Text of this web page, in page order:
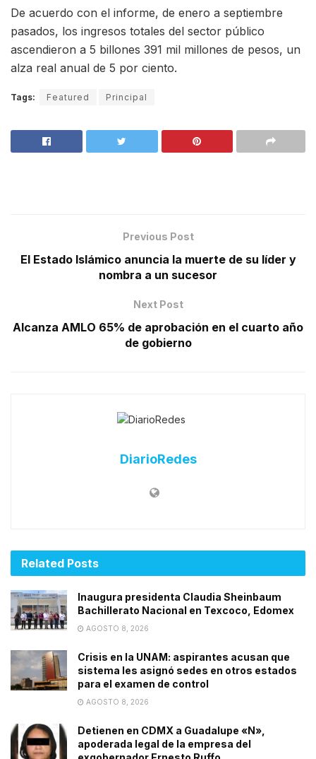
De acuerdo con el informe, de enero a septiembre
pasados, los ingresos totales del sector público
ascendieron a 5 billones 391 mil millones de pesos, un
alza real anual de 5 por ciento.
Tags: Featured Principal
Previous Post
El Estado Islámico anuncia la muerte de su líder y
nombra a un sucesor
Next Post
Alcanza AMLO 65% de aprobación en el cuarto año
de gobierno
DiarioRedes
Related Posts
Inaugura presidenta Claudia Sheinbaum
Bachillerato Nacional en Texcoco, Edomex
AGOSTO 8, 2026
Crisis en la UNAM: aspirantes acusan que
sistema les asignó sedes en otros estados
para el examen de control
AGOSTO 8, 2026
Detienen en CDMX a Guadalupe «N»,
apoderada legal de la empresa del